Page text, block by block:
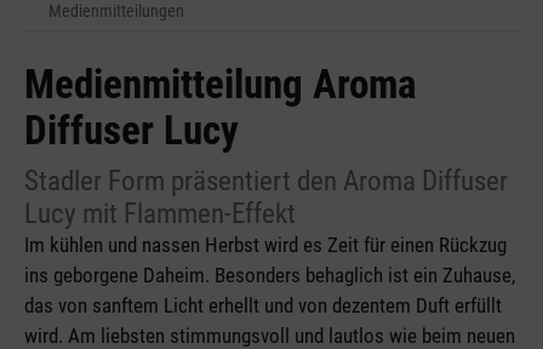
Medienmitteilungen
Medienmitteilung Aroma
Diffuser Lucy
Stadler Form präsentiert den Aroma Diffuser
Lucy mit Flammen-Effekt
Im kühlen und nassen Herbst wird es Zeit für einen Rückzug
ins geborgene Daheim. Besonders behaglich ist ein Zuhause,
das von sanftem Licht erhellt und von dezentem Duft erfüllt
wird. Am liebsten stimmungsvoll und lautlos wie beim neuen